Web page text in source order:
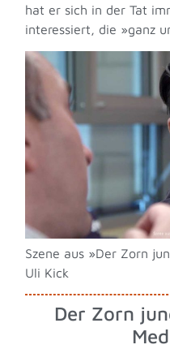
hat er sich in der Tat
interessiert, die »ganz
Szene aus »Der Zorn
Uli Kick
Der Zorn